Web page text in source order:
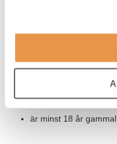
har lätt att anpassa
ser en långsiktighet
är minst 18 år gammal